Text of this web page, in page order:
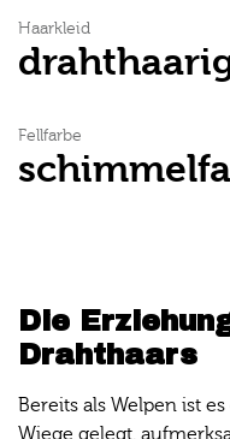
Haarkleid
Fellfarbe
Die
Drahthaars
Bereits als Welpen ist
Wiege gelegt,